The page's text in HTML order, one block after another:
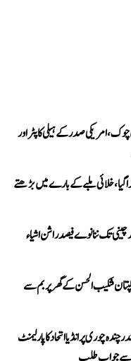
امریکی صدر کے ہیلی کاپٹر اور
خلائی ملبے کے بارے میں بڑھتے
تک ننانوے فیصد راشن اشیاء
شکیب الحسن کے گھر پر بم سے
چندہ چوری پر انڈیا اتحاد کا پارلیمنٹ